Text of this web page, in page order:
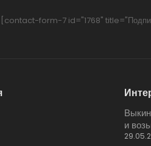
[contact-form-7 id="1768"
и